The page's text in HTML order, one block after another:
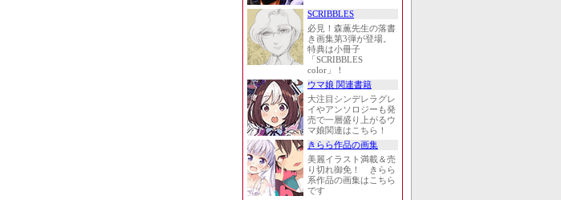
SCRIBBLES
必見！森薫先生の落書
き画集第3弾が登場。
特典は小冊子
「SCRIBBLES
color」！
ウマ娘 関連書籍
大注目シンデレラグレ
イやアンソロジーも発
売で一層盛り上がるウ
マ娘関連はこちら！
きらら作品の画集
美麗イラスト満載＆売
り切れ御免！ きらら
系作品の画集はこちら
です